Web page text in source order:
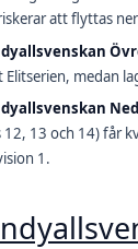
att flyttas
Elitserien, medan
12, 13 och 14) får
1.